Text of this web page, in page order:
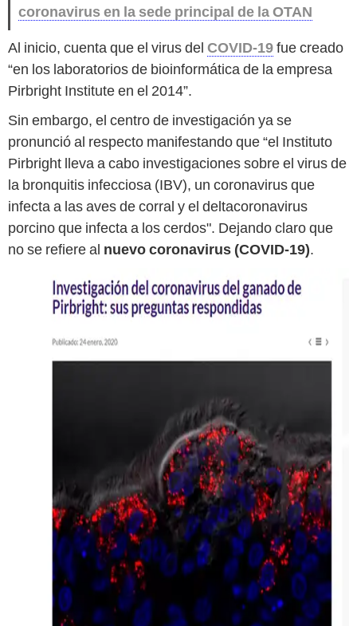
coronavirus en la sede principal de la OTAN
Al inicio, cuenta que el virus del COVID-19fue creado
“en los laboratorios de bioinformática de la empresa
Pirbright Institute en el 2014”.
Sin embargo, el centro de investigación ya se
pronunció al respecto manifestando que “el Instituto
Pirbright lleva a cabo investigaciones sobre el virus de
la bronquitis infecciosa (IBV), un coronavirus que
infecta a las aves de corral y el deltacoronavirus
porcino que infecta a los cerdos". Dejando claro que
no se refiere al nuevo coronavirus (COVID-19).